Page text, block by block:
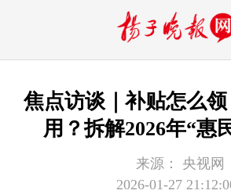
焦点访谈｜补贴怎么
用？拆解2026年“惠
来源：
央视网
2026-01-27